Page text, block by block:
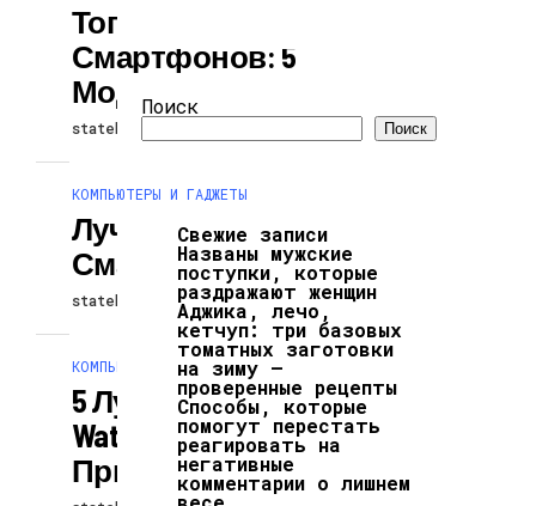
Топ Недорогих
Смартфонов: 5
Моделей До 300$
statehub
КОМПЬЮТЕРЫ И ГАДЖЕТЫ
Лучшие Android
Смартфоны 2023
statehub 01.08.2025
КОМПЬЮТЕРЫ И ГАДЖЕТЫ
5 Лучших Smart
Watch В 2023 Для
Приобретения
Поиск
Поиск
Свежие записи
Названы мужские
поступки, которые
раздражают женщин
Аджика, лечо,
кетчуп: три базовых
томатных заготовки
на зиму —
проверенные рецепты
Способы, которые
помогут перестать
реагировать на
негативные
комментарии о лишнем